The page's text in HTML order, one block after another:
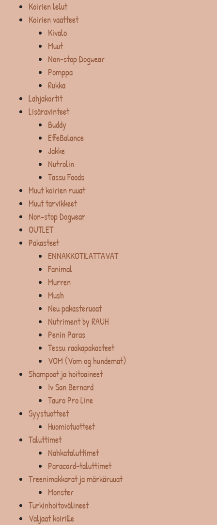
Koirien lelut
Koirien vaatteet
Kivalo
Muut
Non-stop Dogwear
Pomppa
Rukka
Lahjakortit
Lisäravinteet
Buddy
EffeBalance
Jakke
Nutrolin
Tassu Foods
Muut koirien ruuat
Muut tarvikkeet
Non-stop Dogwear
OUTLET
Pakasteet
ENNAKKOTILATTAVAT
Fanimal
Murren
Mush
Neu pakasteruoat
Nutriment by RAUH
Penin Paras
Tessu raakapakasteet
VOM (Vom og hundemat)
Shampoot ja hoitoaineet
Iv San Bernard
Tauro Pro Line
Syystuotteet
Huomiotuotteet
Taluttimet
Nahkataluttimet
Paracord-taluttimet
Treenimakkarat ja märkäruuat
Monster
Turkinhoitovälineet
Valjaat koirille